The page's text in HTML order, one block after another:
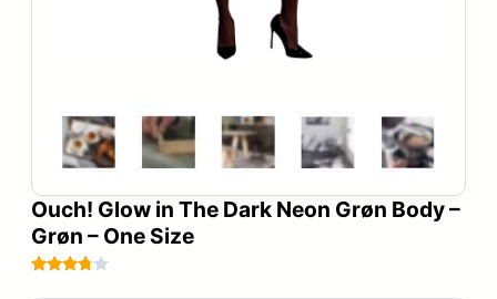
Ouch! Glow in The Dark Neon Grøn Body –
Grøn – One Size